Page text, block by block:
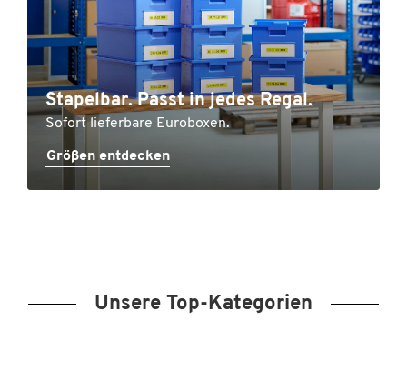
Stapelbar. Passt in jedes Regal.
Sofort lieferbare Euroboxen.
Größen entdecken
Unsere Top-Kategorien